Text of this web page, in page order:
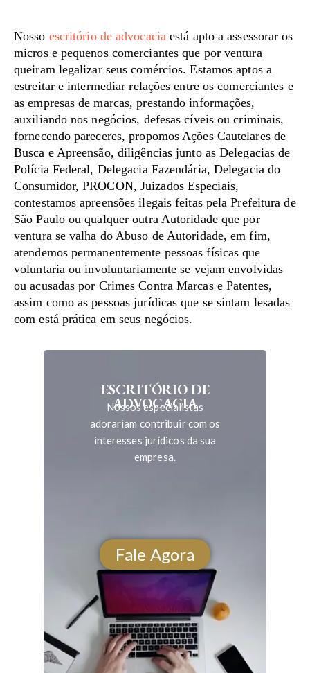
Nosso escritório de advocaciaestá apto a assessorar os
micros e pequenos comerciantes que por ventura
queiram legalizar seus comércios. Estamos aptos a
estreitar e intermediar relações entre os comerciantes e
as empresas de marcas, prestando informações,
auxiliando nos negócios, defesas cíveis ou criminais,
fornecendo pareceres, propomos Ações Cautelares de
Busca e Apreensão, diligências junto as Delegacias de
Polícia Federal, Delegacia Fazendária, Delegacia do
Consumidor, PROCON, Juizados Especiais,
contestamos apreensões ilegais feitas pela Prefeitura de
São Paulo ou qualquer outra Autoridade que por
ventura se valha do Abuso de Autoridade, em fim,
atendemos permanentemente pessoas físicas que
voluntaria ou involuntariamente se vejam envolvidas
ou acusadas por Crimes Contra Marcas e Patentes,
assim como as pessoas jurídicas que se sintam lesadas
com está prática em seus negócios.
ESCRITÓRIO DE
ADVOCACIA
Nossos especialistas
adorariam contribuir com os
interesses jurídicos da sua
empresa.
Fale Agora